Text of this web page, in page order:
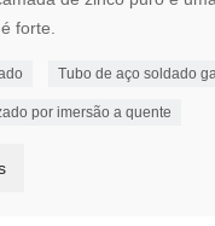
forte.
Tubo de aço soldado
por imersão a quente